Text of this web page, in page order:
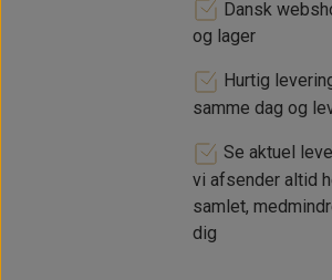
Dansk
og lager
Hurtig
samme dag og
Se aktuel
vi afsender altid
samlet,
dig